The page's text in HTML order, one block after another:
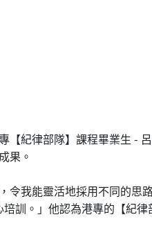
紀律部隊】課程畢業生 -
果。
我能靈活地採用不同的思
。」他認為港專的【紀